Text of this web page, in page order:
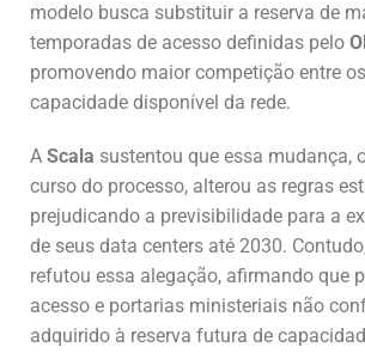
modelo busca substituir a reserva de
temporadas de acesso definidas pelo
promovendo maior competição entre
capacidade disponível da rede.
A Scala sustentou que essa mudança,
curso do processo, alterou as regras
prejudicando a previsibilidade para a
de seus data centers até 2030.
refutou essa alegação, afirmando que
acesso e portarias ministeriais não
adquirido à reserva futura de